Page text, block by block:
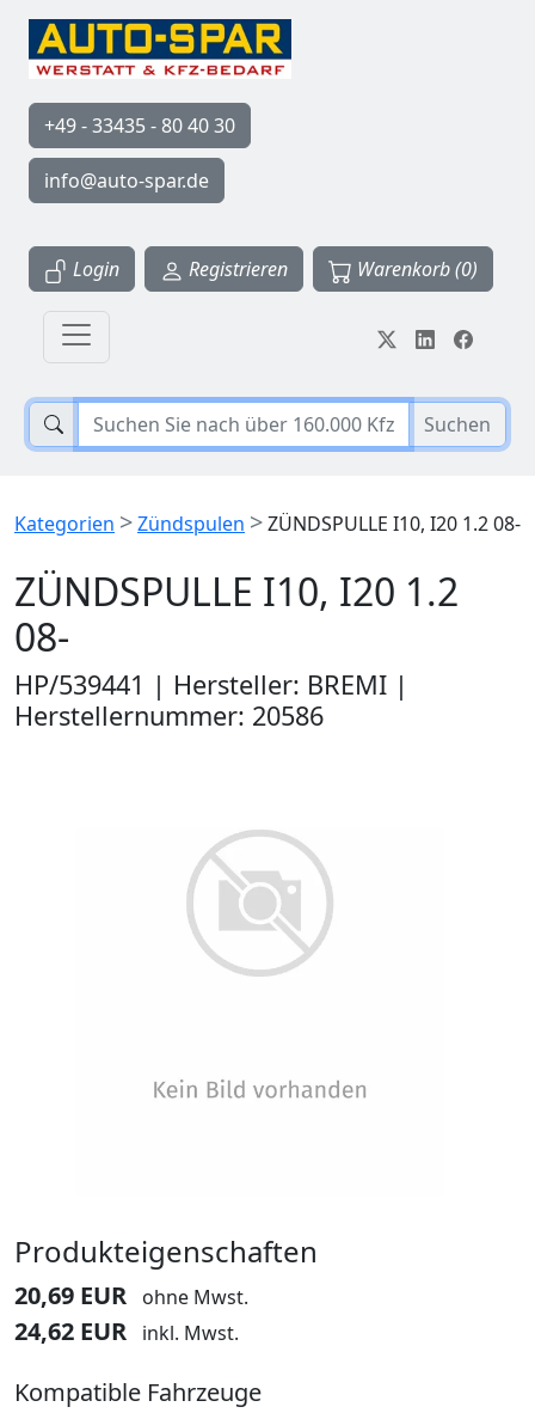
+49 - 33435 - 80 40 30
info@auto-spar.de
Login Registrieren Warenkorb (0)
Suchen
Kategorien >Zündspulen >ZÜNDSPULLE I10, I20 1.2 08-
ZÜNDSPULLE I10, I20 1.2
08-
HP/539441 | Hersteller: BREMI |
Herstellernummer: 20586
Produkteigenschaften
20,69 EUR ohne Mwst.
24,62 EUR inkl. Mwst.
Kompatible Fahrzeuge